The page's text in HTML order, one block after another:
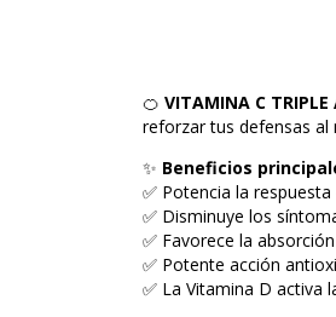
🍊 VITAMINA C TRIPLE
reforzar tus defensas al
✨ Beneficios
✅ Potencia la
✅ Disminuye los
✅ Favorece la
✅ Potente acción
✅ La Vitamina D activa